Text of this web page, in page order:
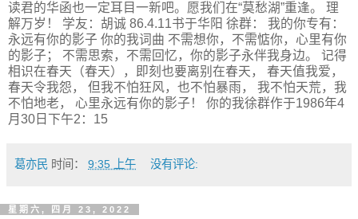
读君的华函也一定耳目一新吧。愿我们在“莫愁湖”重逢。 理
解万岁！ 学友：胡诚 86.4.11书于华阳 徐群： 我的你专有：
永远有你的影子 你的我词曲 不需想你，不需惦你，心里有你
的影子； 不需思索，不需回忆，你的影子永伴我身边。 记得
相识在春天（春天），即刻也要离别在春天， 春天值我爱，
春天令我怨， 但我不怕狂风，也不怕暴雨， 我不怕天荒，我
不怕地老， 心里永远有你的影子！ 你的我徐群作于1986年4
月30日下午2：15
葛亦民 时间： 9:35 上午 没有评论:
星期六, 四月 23, 2022